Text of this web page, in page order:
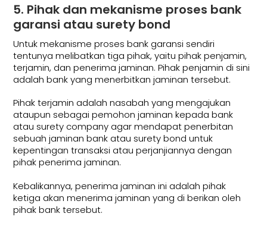
5. Pihak dan mekanisme proses bank
garansi atau surety bond
Untuk mekanisme proses bank garansi sendiri
tentunya melibatkan tiga pihak, yaitu pihak penjamin,
terjamin, dan penerima jaminan. Pihak penjamin di sini
adalah bank yang menerbitkan jaminan tersebut.
Pihak terjamin adalah nasabah yang mengajukan
ataupun sebagai pemohon jaminan kepada bank
atau surety company agar mendapat penerbitan
sebuah jaminan bank atau surety bond untuk
kepentingan transaksi atau perjanjiannya dengan
pihak penerima jaminan.
Kebalikannya, penerima jaminan ini adalah pihak
ketiga akan menerima jaminan yang di berikan oleh
pihak bank tersebut.